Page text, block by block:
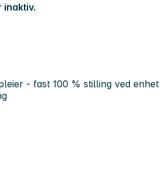
inaktiv.
- fast 100 % stilling ved enhet